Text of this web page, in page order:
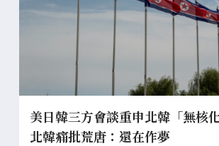
美日韓三方會談重申北韓「無核
北韓痛批荒唐：還在作夢